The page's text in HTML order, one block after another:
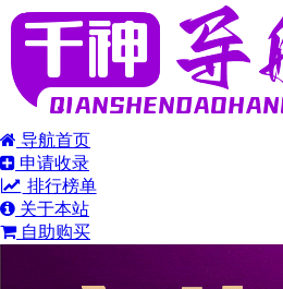
导航首页
申请收录
排行榜单
关于本站
自助购买